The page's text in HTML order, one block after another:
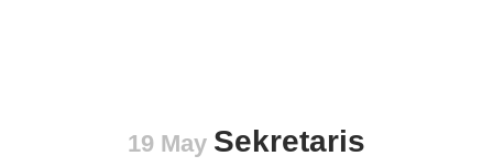
19 May Sekretaris